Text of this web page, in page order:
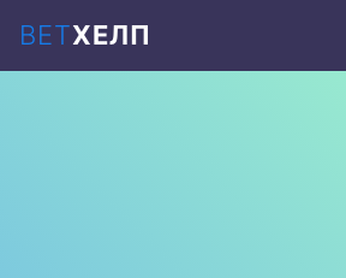
ВЕТХЕЛП